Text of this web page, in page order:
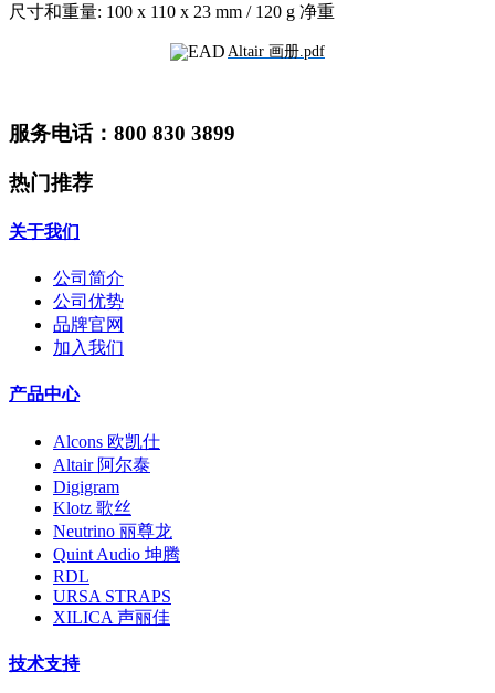
尺寸和重量: 100 x 110 x 23 mm / 120 g 净重
Altair 画册.pdf
服务电话：800 830 3899
热门推荐
关于我们
公司简介
公司优势
品牌官网
加入我们
产品中心
Alcons 欧凯仕
Altair 阿尔泰
Digigram
Klotz 歌丝
Neutrino 丽尊龙
Quint Audio 坤腾
RDL
URSA STRAPS
XILICA 声丽佳
技术支持